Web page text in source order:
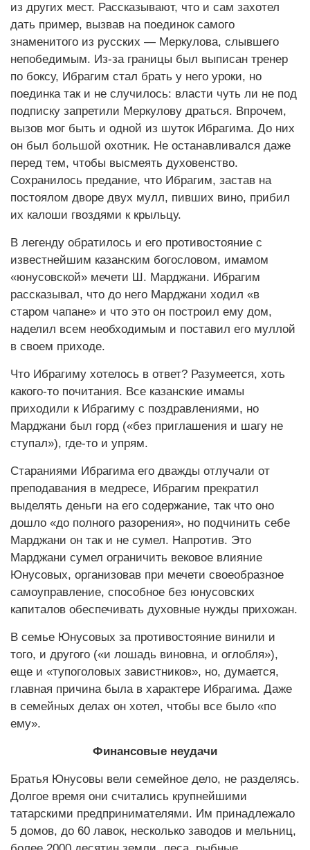
из других мест. Рассказывают, что и сам захотел
дать пример, вызвав на поединок самого
знаменитого из русских — Меркулова, слывшего
непобедимым. Из-за границы был выписан тренер
по боксу, Ибрагим стал брать у него уроки, но
поединка так и не случилось: власти чуть ли не под
подписку запретили Меркулову драться. Впрочем,
вызов мог быть и одной из шуток Ибрагима. До них
он был большой охотник. Не останавливался даже
перед тем, чтобы высмеять духовенство.
Сохранилось предание, что Ибрагим, застав на
постоялом дворе двух мулл, пивших вино, прибил
их калоши гвоздями к крыльцу.
В легенду обратилось и его противостояние с
известнейшим казанским богословом, имамом
«юнусовской» мечети Ш. Марджани. Ибрагим
рассказывал, что до него Марджани ходил «в
старом чапане» и что это он построил ему дом,
наделил всем необходимым и поставил его муллой
в своем приходе.
Что Ибрагиму хотелось в ответ? Разумеется, хоть
какого-то почитания. Все казанские имамы
приходили к Ибрагиму с поздравлениями, но
Марджани был горд («без приглашения и шагу не
ступал»), где-то и упрям.
Стараниями Ибрагима его дважды отлучали от
преподавания в медресе, Ибрагим прекратил
выделять деньги на его содержание, так что оно
дошло «до полного разорения», но подчинить себе
Марджани он так и не сумел. Напротив. Это
Марджани сумел ограничить вековое влияние
Юнусовых, организовав при мечети своеобразное
самоуправление, способное без юнусовских
капиталов обеспечивать духовные нужды прихожан.
В семье Юнусовых за противостояние винили и
того, и другого («и лошадь виновна, и оглобля»),
еще и «тупоголовых завистников», но, думается,
главная причина была в характере Ибрагима. Даже
в семейных делах он хотел, чтобы все было «по
ему».
Финансовые неудачи
Братья Юнусовы вели семейное дело, не разделясь.
Долгое время они считались крупнейшими
татарскими предпринимателями. Им принадлежало
5 домов, до 60 лавок, несколько заводов и мельниц,